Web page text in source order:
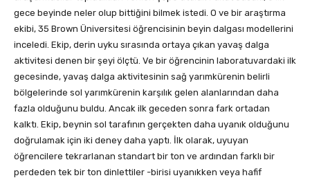
gece beyinde neler olup bittiğini bilmek istedi. O ve bir araştırma
ekibi, 35 Brown Üniversitesi öğrencisinin beyin dalgası modellerini
inceledi. Ekip, derin uyku sırasında ortaya çıkan yavaş dalga
aktivitesi denen bir şeyi ölçtü. Ve bir öğrencinin laboratuvardaki ilk
gecesinde, yavaş dalga aktivitesinin sağ yarımkürenin belirli
bölgelerinde sol yarımkürenin karşılık gelen alanlarından daha
fazla olduğunu buldu. Ancak ilk geceden sonra fark ortadan
kalktı. Ekip, beynin sol tarafının gerçekten daha uyanık olduğunu
doğrulamak için iki deney daha yaptı. İlk olarak, uyuyan
öğrencilere tekrarlanan standart bir ton ve ardından farklı bir
perdeden tek bir ton dinlettiler -birisi uyanıkken veya hafif